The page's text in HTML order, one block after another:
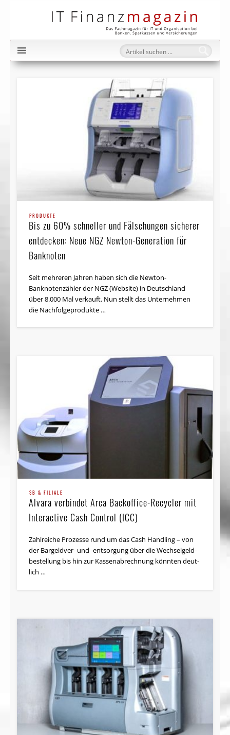
PRODUKTE
Bis zu 60% schneller und Fälschungen sicherer
entdecken: Neue NGZ Newton-Generation für
Banknoten
Seit mehreren Jahren haben sich die Newton-
Banknotenzähler der NGZ (Website) in Deutschland
über 8.000 Mal verkauft. Nun stellt das Unternehmen
die Nachfolgeprodukte …
SB & FILIALE
Alvara verbindet Arca Backoffice-Recycler mit
Interactive Cash Control (ICC)
Zahlreiche Prozesse rund um das Cash Handling – von
der Bar­geld­ver- und -ent­sor­gung über die Wech­sel­geld­
be­stel­lung bis hin zur Kas­sen­ab­rech­nung könn­ten deut­
lich …